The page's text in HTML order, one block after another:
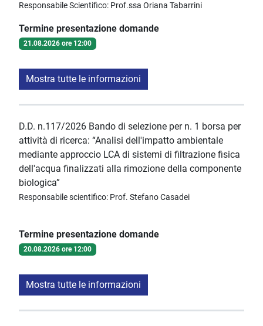
Responsabile Scientifico: Prof.ssa Oriana Tabarrini
Termine presentazione domande
21.08.2026 ore 12:00
Mostra tutte le informazioni
D.D. n.117/2026 Bando di selezione per n. 1 borsa per
attività di ricerca: “Analisi dell'impatto ambientale
mediante approccio LCA di sistemi di filtrazione fisica
dell'acqua finalizzati alla rimozione della componente
biologica”
Responsabile scientifico: Prof. Stefano Casadei
Termine presentazione domande
20.08.2026 ore 12:00
Mostra tutte le informazioni